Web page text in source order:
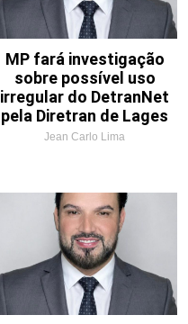
MP fará investigação
sobre possível uso
irregular do DetranNet
pela Diretran de Lages
Jean Carlo Lima